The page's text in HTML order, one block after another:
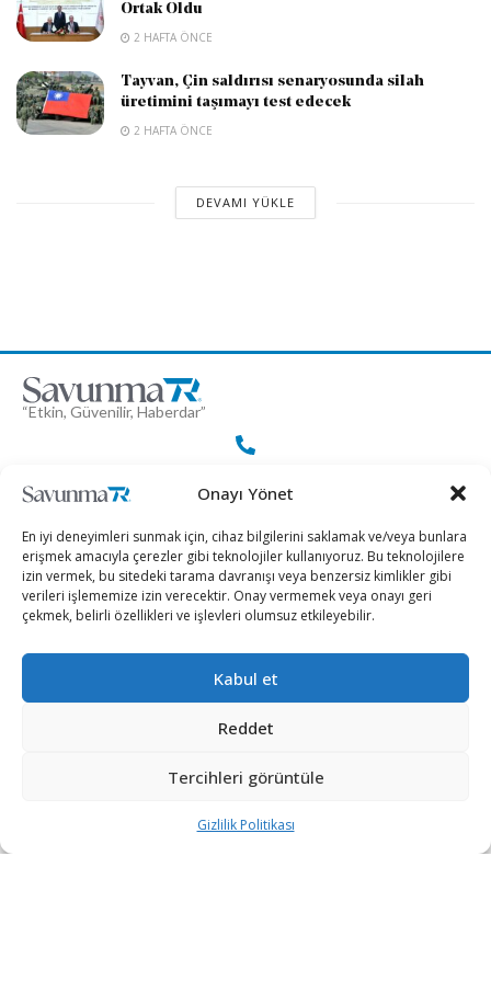
Onayı Yönet
En iyi deneyimleri sunmak için, cihaz bilgilerini saklamak ve/veya bunlara
erişmek amacıyla çerezler gibi teknolojiler kullanıyoruz. Bu teknolojilere
izin vermek, bu sitedeki tarama davranışı veya benzersiz kimlikler gibi
verileri işlememize izin verecektir. Onay vermemek veya onayı geri
çekmek, belirli özellikleri ve işlevleri olumsuz etkileyebilir.
Kabul et
Reddet
Tercihleri görüntüle
Gizlilik Politikası
Ortak Oldu
2 HAFTA ÖNCE
Tayvan, Çin saldırısı senaryosunda silah
üretimini taşımayı test edecek
2 HAFTA ÖNCE
DEVAMI YÜKLE
“Etkin, Güvenilir, Haberdar”
+90 530 308 17 96
iletisim@savunmatr.com
2026 © Savunma TR. Tüm Hakları Saklıdır.
Siber Güvenlik
Teknoloji
Politika